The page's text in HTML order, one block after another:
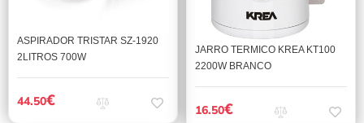
ASPIRADOR TRISTAR SZ-1920
2LITROS 700W
44.50€
JARRO TERMICO KREA KT100
2200W BRANCO
16.50€